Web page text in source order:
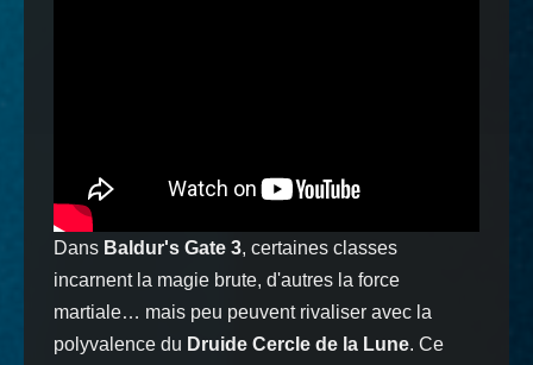
Dans Baldur's Gate 3, certaines classes
incarnent la magie brute, d'autres la force
martiale… mais peu peuvent rivaliser avec la
polyvalence du Druide Cercle de la Lune. Ce